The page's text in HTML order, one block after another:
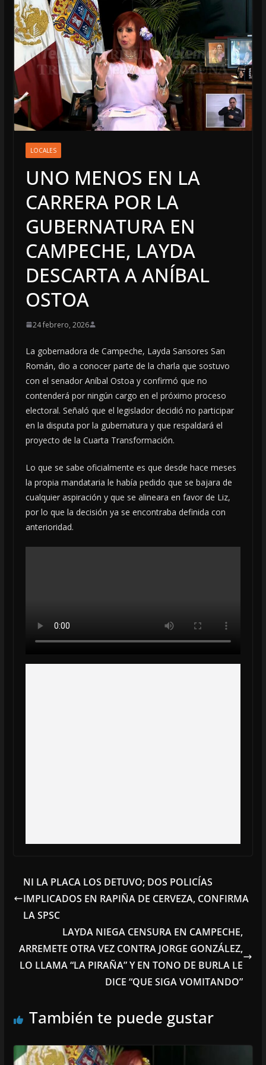
LOCALES
UNO MENOS EN LA
CARRERA POR LA
GUBERNATURA EN
CAMPECHE, LAYDA
DESCARTA A ANÍBAL
OSTOA
24 febrero, 2026
La gobernadora de Campeche, Layda Sansores San
Román, dio a conocer parte de la charla que sostuvo
con el senador Aníbal Ostoa y confirmó que no
contenderá por ningún cargo en el próximo proceso
electoral. Señaló que el legislador decidió no participar
en la disputa por la gubernatura y que respaldará el
proyecto de la Cuarta Transformación.
Lo que se sabe oficialmente es que desde hace meses
la propia mandataria le había pedido que se bajara de
cualquier aspiración y que se alineara en favor de Liz,
por lo que la decisión ya se encontraba definida con
anterioridad.
NI LA PLACA LOS DETUVO; DOS POLICÍAS
IMPLICADOS EN RAPIÑA DE CERVEZA, CONFIRMA
LA SPSC
LAYDA NIEGA CENSURA EN CAMPECHE,
ARREMETE OTRA VEZ CONTRA JORGE GONZÁLEZ,
LO LLAMA “LA PIRAÑA” Y EN TONO DE BURLA LE
DICE “QUE SIGA VOMITANDO”
También te puede gustar